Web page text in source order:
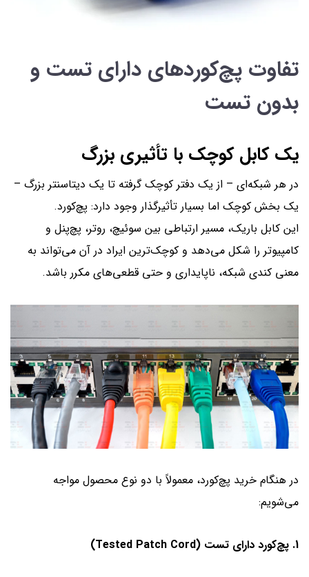
تفاوت پچ‌کوردهای دارای تست و
بدون تست
یک کابل کوچک با تأثیری بزرگ
در هر شبکه‌ای – از یک دفتر کوچک گرفته تا یک دیتاسنتر بزرگ –
یک بخش کوچک اما بسیار تأثیرگذار وجود دارد: پچ‌کورد.
این کابل باریک، مسیر ارتباطی بین سوئیچ، روتر، پچ‌پنل و
کامپیوتر را شکل می‌دهد و کوچک‌ترین ایراد در آن می‌تواند به
معنی کندی شبکه، ناپایداری و حتی قطعی‌های مکرر باشد.
در هنگام خرید پچ‌کورد، معمولاً با دو نوع محصول مواجه
می‌شویم:
1. پچ‌کورد دارای تست (Tested Patch Cord)